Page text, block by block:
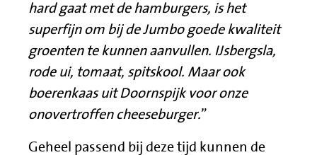
hard gaat met de hamburgers, is het
superfijn om bij de Jumbo goede kwaliteit
groenten te kunnen aanvullen. IJsbergsla,
rode ui, tomaat, spitskool. Maar ook
boerenkaas uit Doornspijk voor onze
onovertroffen cheeseburger.”
Geheel passend bij deze tijd kunnen de